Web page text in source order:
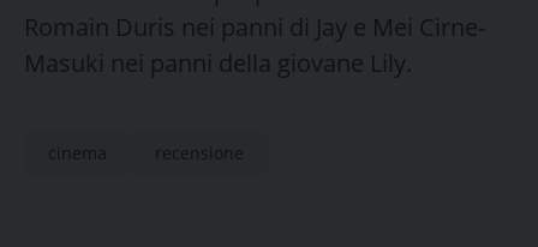
Romain Duris nei panni di Jay e Mei Cirne-
Masuki nei panni della giovane Lily.
cinema recensione